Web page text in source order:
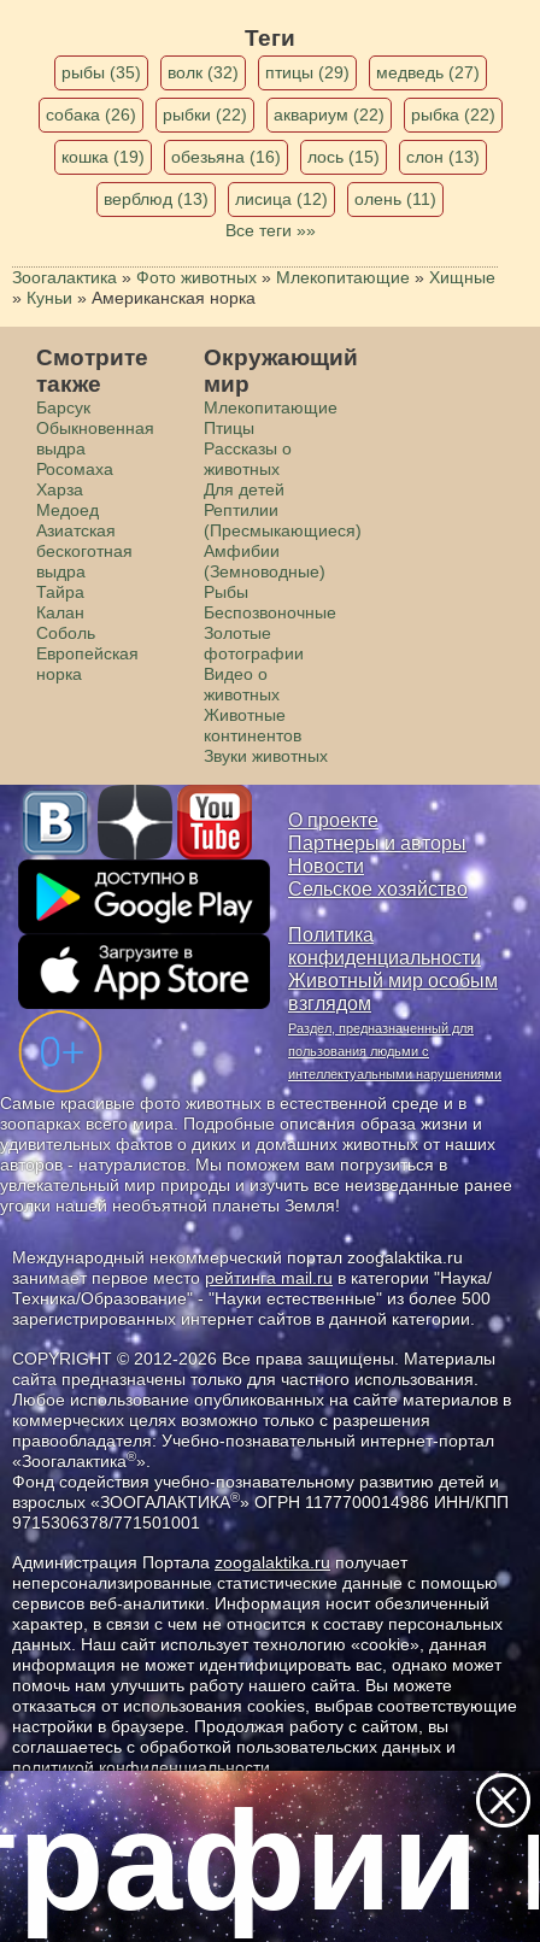
Теги
рыбы (35) волк (32) птицы (29) медведь (27)
собака (26) рыбки (22) аквариум (22) рыбка (22)
кошка (19) обезьяна (16) лось (15) слон (13)
верблюд (13) лисица (12)
олень (11)
Все теги »»
Зоогалактика » Фото животных » Млекопитающие » Хищные
» Куньи » Американская норка
Смотрите
также
Барсук
Обыкновенная
выдра
Росомаха
Харза
Медоед
Азиатская
бескоготная
выдра
Тайра
Калан
Соболь
Европейская
норка
Окружающий
мир
Млекопитающие
Птицы
Рассказы о
животных
Для детей
Рептилии
(Пресмыкающиеся)
Амфибии
(Земноводные)
Рыбы
Беспозвоночные
Золотые
фотографии
Видео о
животных
Животные
континентов
Звуки животных
О проекте
Партнеры и авторы
Новости
Сельское хозяйство
Политика
конфиденциальности
Животный мир особым
взглядом
Раздел, предназначенный для
пользования людьми с
интеллектуальными нарушениями
Самые красивые фото животных в естественной среде и в
зоопарках всего мира. Подробные описания образа жизни и
удивительных фактов о диких и домашних животных от наших
авторов - натуралистов. Мы поможем вам погрузиться в
увлекательный мир природы и изучить все неизведанные ранее
уголки нашей необъятной планеты Земля!
Международный некоммерческий портал zoogalaktika.ru
занимает первое месторейтинга mail.ru в категории "Наука/
Техника/Образование" - "Науки естественные" из более 500
зарегистрированных интернет сайтов в данной категории.
COPYRIGHT © 2012-2026 Все права защищены. Материалы
сайта предназначены только для частного использования.
Любое использование опубликованных на сайте материалов в
коммерческих целях возможно только с разрешения
правообладателя: Учебно-познавательный интернет-портал
«Зоогалактика®».
Фонд содействия учебно-познавательному развитию детей и
взрослых «ЗООГАЛАКТИКА®» ОГРН 1177700014986 ИНН/КПП
9715306378/771501001
Администрация Портала zoogalaktika.ruполучает
неперсонализированные статистические данные с помощью
сервисов веб-аналитики. Информация носит обезличенный
характер, в связи с чем не относится к составу персональных
данных. Наш сайт использует технологию «cookie», данная
информация не может идентифицировать вас, однако может
помочь нам улучшить работу нашего сайта. Вы можете
отказаться от использования cookies, выбрав соответствующие
настройки в браузере. Продолжая работу с сайтом, вы
соглашаетесь с обработкой пользовательских данных и
политикой конфиденциальности.
ID ресурса: 2185
Все самое интересное